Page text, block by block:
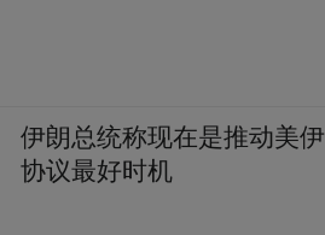
伊朗总统称现在是推动美伊
协议最好时机